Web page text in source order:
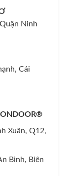
Ninh
Cái
Xuân, Q12,
Bình, Biên